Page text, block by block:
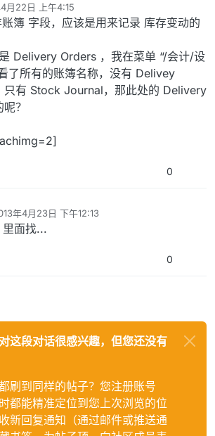
月22日 上午4:15
簿 字段，应该是用来记录 库存变动的
Delivery Orders ，我在菜单 “/会计/设
了所有的账簿名称，没有 Delivey
只有 Stock Journal，那此处的 Delivery
？
0
年4月23日 下午12:13
面找...
0
这段对话很感兴趣，但您还没有
刷到同样的帖子？您注册账号
都能精准定位到您上次浏览的位
新回复通知（通过邮件或推送通